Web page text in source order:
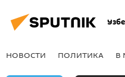
НОВОСТИ ПОЛИТИКА В